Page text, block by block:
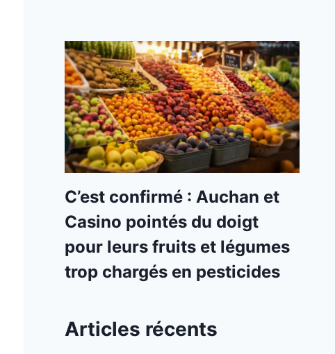
C’est confirmé : Auchan et
Casino pointés du doigt
pour leurs fruits et légumes
trop chargés en pesticides
Articles récents